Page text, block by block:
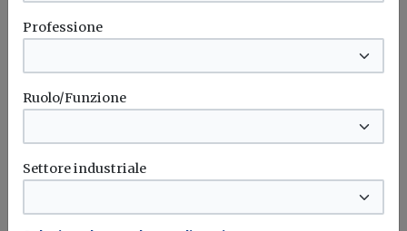
sfide che ci attendono: evoluzione
demografica, digitalizzazione,
cambiamenti climatici. La Cassa
continuerà ad essere una bussola per i
geometri, garantendo equità, solidità e
sulla fiducia degli iscritti, protagonisti di
questi 70 anni di storia».
Professione
Ruolo/Funzione
Settore industriale